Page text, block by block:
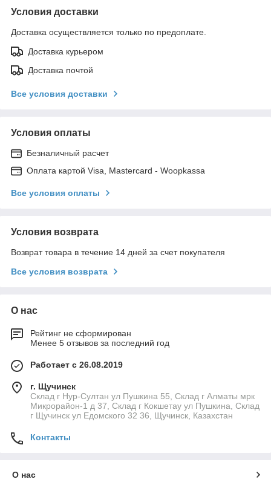
Условия доставки
Доставка осуществляется только по предоплате.
Доставка курьером
Доставка почтой
Все условия доставки
Условия оплаты
Безналичный расчет
Оплата картой Visa, Mastercard - Woopkassa
Все условия оплаты
Условия возврата
Возврат товара в течение 14 дней за счет покупателя
Все условия возврата
О нас
Рейтинг не сформирован
Менее 5 отзывов за последний год
Работает с 26.08.2019
г. Щучинск
Склад г Нур-Султан ул Пушкина 55, Склад г Алматы мрк
Микрорайон-1 д 37, Склад г Кокшетау ул Пушкина, Склад
г Щучинск ул Едомского 32 36, Щучинск, Казахстан
Контакты
О нас